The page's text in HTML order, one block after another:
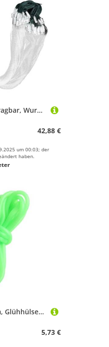
Angel-Wurfnetz, tragbar, Wurffischkäfig, Ausrüstung, einfaches Werfen, Fliegennetz, langlebig für Handwerfen, 10 Stück
42,88 €
um 00:03; der
haben.
0,8/1/,2/,5/,8/2 mm, Glühhülsen, Angelhaken, Angelschnur, Röhrchen, weiche Leinenhülse, Angelzubehör, Silikonrohr, professionelle Anglerausrüstung
5,73 €